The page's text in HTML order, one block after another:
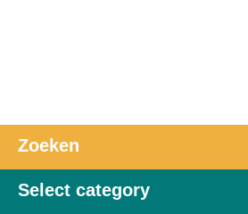
Zoeken
Select category